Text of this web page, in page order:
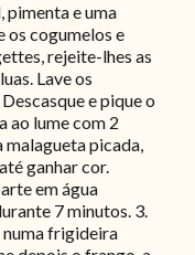
pimenta e uma
os cogumelos e
rejeite-lhes as
Lave os
e pique o
ao lume com 2
malagueta picada,
ganhar cor.
em água
7 minutos. 3.
numa frigideira